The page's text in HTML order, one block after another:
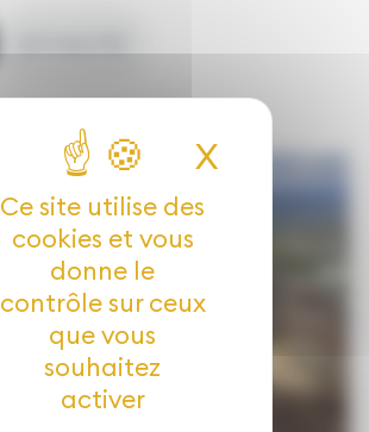
Ce site utilise des
cookies et vous
donne le
contrôle sur ceux
que vous
souhaitez
activer
XMasquer